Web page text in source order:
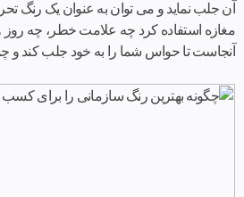
آن جلب نماید و می توان به عنوان یک رنگ
مغازه استفاده کرد چه علامت خطر، چه روز
آنجاست تا حواس شما را به خود جلب کند و